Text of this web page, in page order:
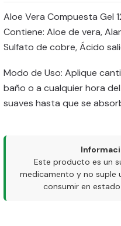
Aloe Vera Compuesta Gel
Contiene: Aloe de vera,
Sulfato de cobre, Ácido
Modo de Uso: Aplique
baño o a cualquier hora
suaves hasta que se
Este producto es un
medicamento y no suple
consumir en